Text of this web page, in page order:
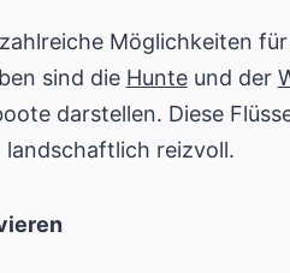
Möglichkeiten für
sind die Hunteund der
darstellen. Diese
reizvoll.